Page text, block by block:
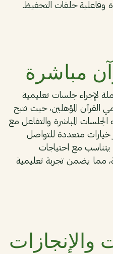
وفاعلية حلقات التحفيظ.
مباشرة
لإجراء جلسات تعليمية
القرآن المؤهلين، حيث تتيح
المباشرة والتفاعل مع
خيارات متعددة للتواصل
يتناسب مع احتياجات
مما يضمن تجربة تعليمية
والإنجازات